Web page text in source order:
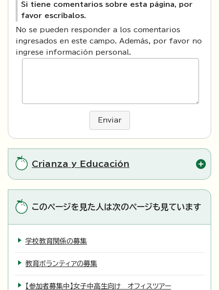
Si tiene comentarios sobre esta página, por
favor escríbalos.
No se pueden responder a los comentarios
ingresados en este campo. Además, por favor no
ingrese información personal.
Enviar
Crianza y Educación
このページを見た人は次のページも見ています
学校教育関係の募集
教育ボランティアの募集
【参加者募集中】女子中高生向け オフィスツアー